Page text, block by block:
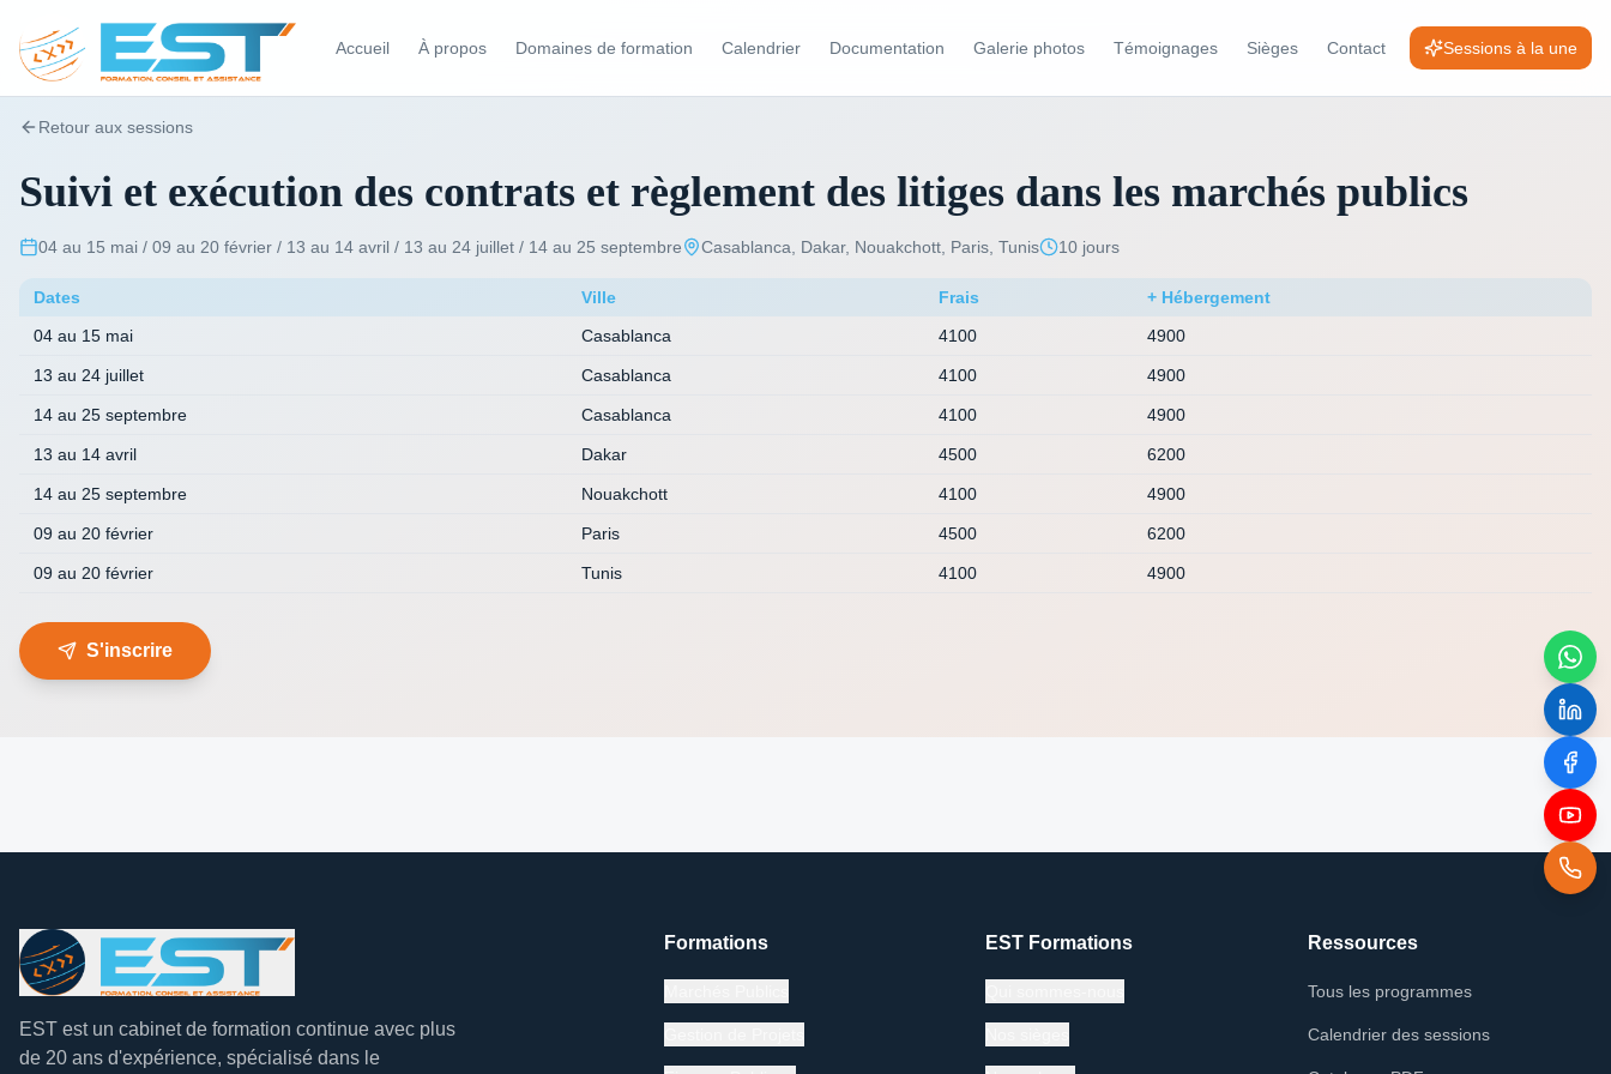
Accueil À propos Domaines de formation Calendrier Documentation Galerie photos Témoignages Sièges Contact Sessions à la une
Retour aux sessions
Suivi et exécution des contrats et règlement des litiges dans les marchés publics
04 au 15 mai / 09 au 20 février / 13 au 14 avril / 13 au 24 juillet / 14 au 25 septembre Casablanca, Dakar, Nouakchott, Paris, Tunis 10 jours
Dates Ville Frais
+ Hébergement
04 au 15 mai
Casablanca 4100 4900
13 au 24 juillet Casablanca 4100 4900
14 au 25 septembre Casablanca 4100 4900
13 au 14 avril Dakar 4500 6200
14 au 25 septembre Nouakchott 4100 4900
09 au 20 février Paris 4500 6200
09 au 20 février Tunis 4100 4900
S'inscrire
EST est un cabinet de formation continue avec plus
de 20 ans d'expérience, spécialisé dans le
Formations EST Formations Ressources
Tous les programmes
Calendrier des sessions